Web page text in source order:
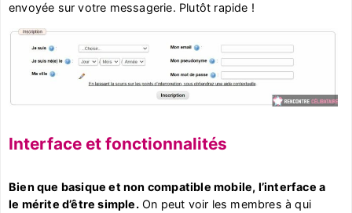
envoyée sur votre messagerie. Plutôt rapide !
Interface et fonctionnalités
Bien que basique et non compatible mobile, l’interface a
le mérite d’être simple.On peut voir les membres à qui